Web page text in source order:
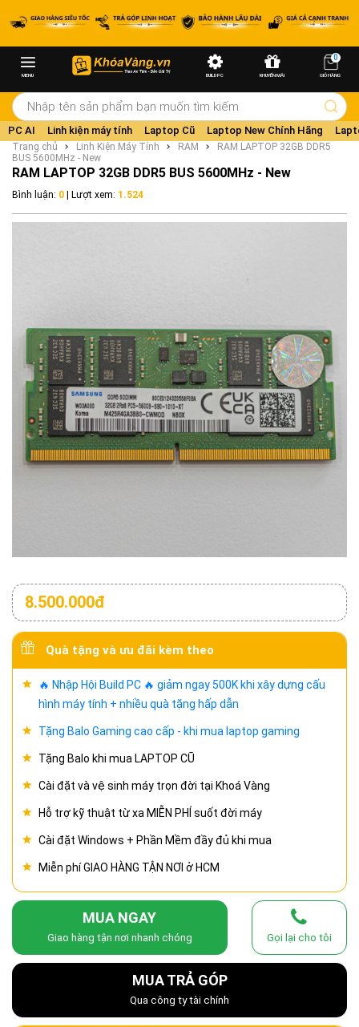
MENU BUILD PC KHUYẾN MÃI
0
GIỎ HÀNG
PC AI Linh kiện máy tính Laptop Cũ Laptop New Chính Hãng
Trang chủ Linh Kiện Máy Tính RAM
RAM LAPTOP 32GB DDR5
BUS 5600MHz - New
RAM LAPTOP 32GB DDR5 BUS 5600MHz - New
Bình luận: 0 | Lượt xem: 1.524
8.500.000đ
Quà tặng và ưu đãi kèm theo
🔥 Nhập Hội Build PC 🔥 giảm ngay 500K khi xây dựng cấu
hình máy tính + nhiều quà tặng hấp dẫn
Tặng Balo Gaming cao cấp - khi mua laptop gaming
Tặng Balo khi mua LAPTOP CŨ
Cài đặt và vệ sinh máy trọn đời tại Khoá Vàng
Hỗ trợ kỹ thuật từ xa MIỄN PHÍ suốt đời máy
Cài đặt Windows + Phần Mềm đầy đủ khi mua
Miễn phí GIAO HÀNG TẬN NƠI ở HCM
MUA NGAY
Giao hàng tận nơi nhanh chóng Gọi lại cho tôi
MUA TRẢ GÓP
Qua công ty tài chính